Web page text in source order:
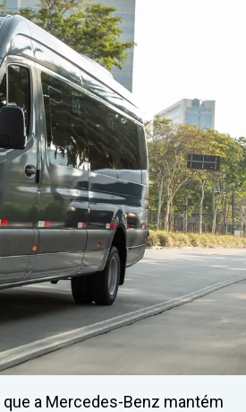
que a Mercedes-Benz mantém